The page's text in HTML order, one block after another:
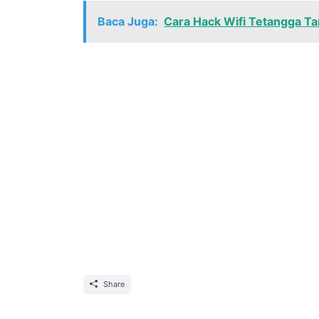
Baca Juga: Cara Hack Wifi Tetangga
Share